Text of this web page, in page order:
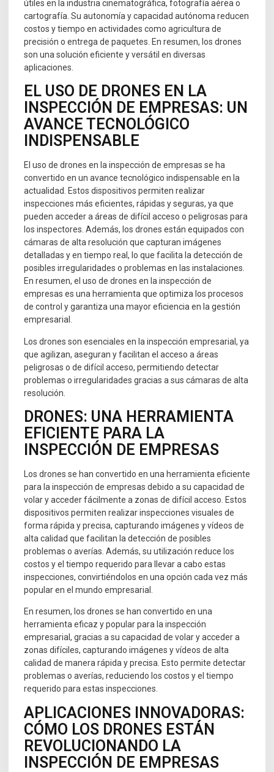
útiles en la industria cinematográfica, fotografía aérea o
cartografía. Su autonomía y capacidad autónoma reducen
costos y tiempo en actividades como agricultura de
precisión o entrega de paquetes. En resumen, los drones
son una solución eficiente y versátil en diversas
aplicaciones.
EL USO DE DRONES EN LA
INSPECCIÓN DE EMPRESAS: UN
AVANCE TECNOLÓGICO
INDISPENSABLE
El uso de drones en la inspección de empresas se ha
convertido en un avance tecnológico indispensable en la
actualidad. Estos dispositivos permiten realizar
inspecciones más eficientes, rápidas y seguras, ya que
pueden acceder a áreas de difícil acceso o peligrosas para
los inspectores. Además, los drones están equipados con
cámaras de alta resolución que capturan imágenes
detalladas y en tiempo real, lo que facilita la detección de
posibles irregularidades o problemas en las instalaciones.
En resumen, el uso de drones en la inspección de
empresas es una herramienta que optimiza los procesos
de control y garantiza una mayor eficiencia en la gestión
empresarial.
Los drones son esenciales en la inspección empresarial, ya
que agilizan, aseguran y facilitan el acceso a áreas
peligrosas o de difícil acceso, permitiendo detectar
problemas o irregularidades gracias a sus cámaras de alta
resolución.
DRONES: UNA HERRAMIENTA
EFICIENTE PARA LA
INSPECCIÓN DE EMPRESAS
Los drones se han convertido en una herramienta eficiente
para la inspección de empresas debido a su capacidad de
volar y acceder fácilmente a zonas de difícil acceso. Estos
dispositivos permiten realizar inspecciones visuales de
forma rápida y precisa, capturando imágenes y vídeos de
alta calidad que facilitan la detección de posibles
problemas o averías. Además, su utilización reduce los
costos y el tiempo requerido para llevar a cabo estas
inspecciones, convirtiéndolos en una opción cada vez más
popular en el mundo empresarial.
En resumen, los drones se han convertido en una
herramienta eficaz y popular para la inspección
empresarial, gracias a su capacidad de volar y acceder a
zonas difíciles, capturando imágenes y vídeos de alta
calidad de manera rápida y precisa. Esto permite detectar
problemas o averías, reduciendo los costos y el tiempo
requerido para estas inspecciones.
APLICACIONES INNOVADORAS:
CÓMO LOS DRONES ESTÁN
REVOLUCIONANDO LA
INSPECCIÓN DE EMPRESAS